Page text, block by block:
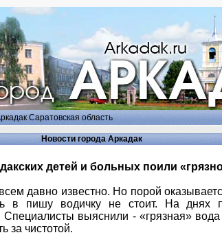
Саратовская область
Новости города Аркадак
детей и больных поили
давно известно. Но порой
в пишу водичку не стоит. На днях
выяснили - «грязная» вода
за чистотой.